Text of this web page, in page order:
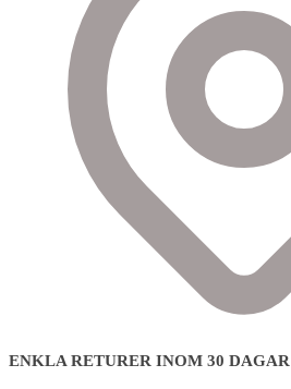
ENKLA RETURER INOM 30 DAGAR